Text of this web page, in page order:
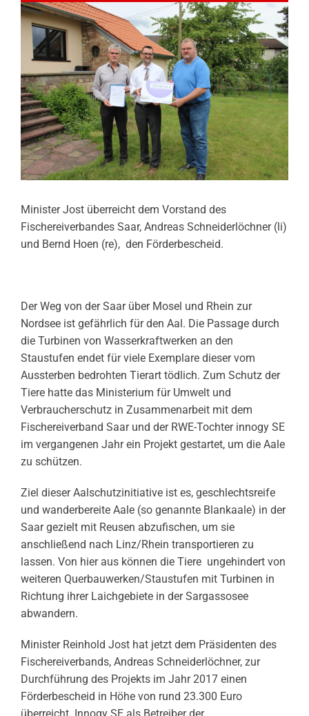
Minister Jost überreicht dem Vorstand des
Fischereiverbandes Saar, Andreas Schneiderlöchner (li)
und Bernd Hoen (re), den Förderbescheid.
Der Weg von der Saar über Mosel und Rhein zur
Nordsee ist gefährlich für den Aal. Die Passage durch
die Turbinen von Wasserkraftwerken an den
Staustufen endet für viele Exemplare dieser vom
Aussterben bedrohten Tierart tödlich. Zum Schutz der
Tiere hatte das Ministerium für Umwelt und
Verbraucherschutz in Zusammenarbeit mit dem
Fischereiverband Saar und der RWE-Tochter innogy SE
im vergangenen Jahr ein Projekt gestartet, um die Aale
zu schützen.
Ziel dieser Aalschutzinitiative ist es, geschlechtsreife
und wanderbereite Aale (so genannte Blankaale) in der
Saar gezielt mit Reusen abzufischen, um sie
anschließend nach Linz/Rhein transportieren zu
lassen. Von hier aus können die Tiere ungehindert von
weiteren Querbauwerken/Staustufen mit Turbinen in
Richtung ihrer Laichgebiete in der Sargassosee
abwandern.
Minister Reinhold Jost hat jetzt dem Präsidenten des
Fischereiverbands, Andreas Schneiderlöchner, zur
Durchführung des Projekts im Jahr 2017 einen
Förderbescheid in Höhe von rund 23.300 Euro